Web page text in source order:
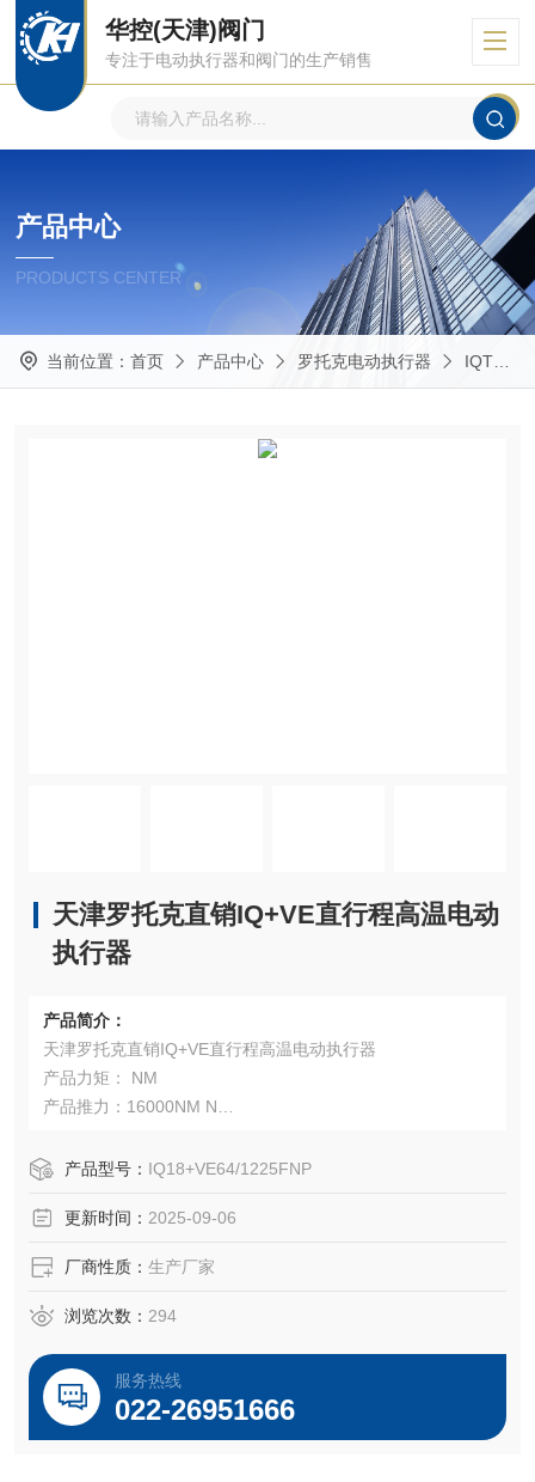
华控(天津)阀门
专注于电动执行器和阀门的生产销售
产品中心
PRODUCTS CENTER
当前位置： 首页 产品中心 罗托克电动执行器 IQT角行程、多回转式电动执行器
天津罗托克直销IQ+VE直行程高温电动
执行器
产品简介：
天津罗托克直销IQ+VE直行程高温电动执行器
产品力矩： NM
产品推力：16000NM N
控制方式：电动
输出信号：4-20MA
产品型号： IQ18+VE64/1225FNP
更新时间： 2025-09-06
厂商性质： 生产厂家
浏览次数： 294
服务热线
022-26951666